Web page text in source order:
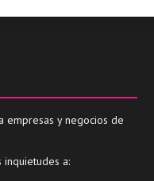
empresas y negocios de
inquietudes a: